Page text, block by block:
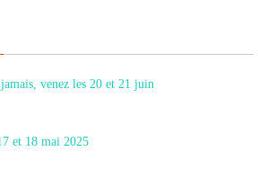
venez les 20 et 21 juin
et 18 mai 2025